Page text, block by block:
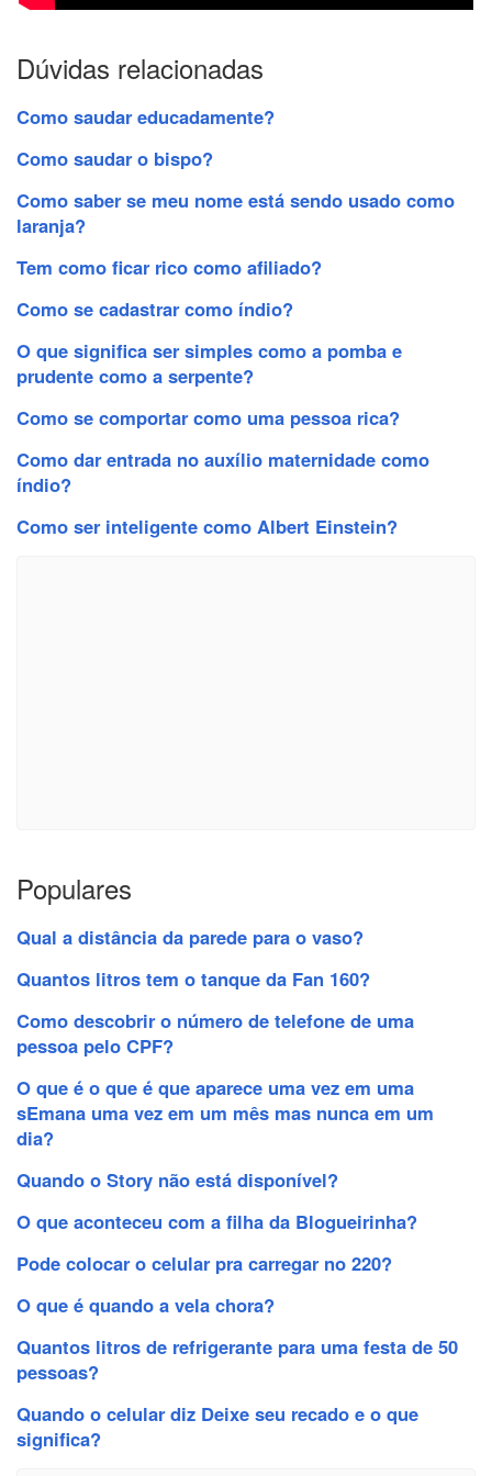
Dúvidas relacionadas
Como saudar educadamente?
Como saudar o bispo?
Como saber se meu nome está sendo usado como
laranja?
Tem como ficar rico como afiliado?
Como se cadastrar como índio?
O que significa ser simples como a pomba e
prudente como a serpente?
Como se comportar como uma pessoa rica?
Como dar entrada no auxílio maternidade como
índio?
Como ser inteligente como Albert Einstein?
Populares
Qual a distância da parede para o vaso?
Quantos litros tem o tanque da Fan 160?
Como descobrir o número de telefone de uma
pessoa pelo CPF?
O que é o que é que aparece uma vez em uma
sEmana uma vez em um mês mas nunca em um
dia?
Quando o Story não está disponível?
O que aconteceu com a filha da Blogueirinha?
Pode colocar o celular pra carregar no 220?
O que é quando a vela chora?
Quantos litros de refrigerante para uma festa de 50
pessoas?
Quando o celular diz Deixe seu recado e o que
significa?